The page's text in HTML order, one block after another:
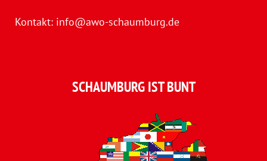
Kontakt: info@awo-schaumburg.de
SCHAUMBURG IST BUNT